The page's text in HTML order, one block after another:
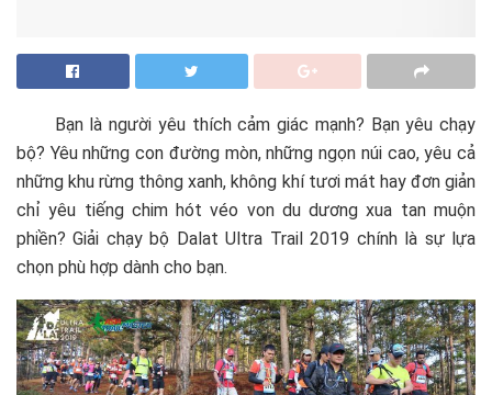
Bạn là người yêu thích cảm giác mạnh? Bạn yêu chạy
bộ? Yêu những con đường mòn, những ngọn núi cao, yêu cả
những khu rừng thông xanh, không khí tươi mát hay đơn giản
chỉ yêu tiếng chim hót véo von du dương xua tan muộn
phiền? Giải chạy bộ Dalat Ultra Trail 2019 chính là sự lựa
chọn phù hợp dành cho bạn.